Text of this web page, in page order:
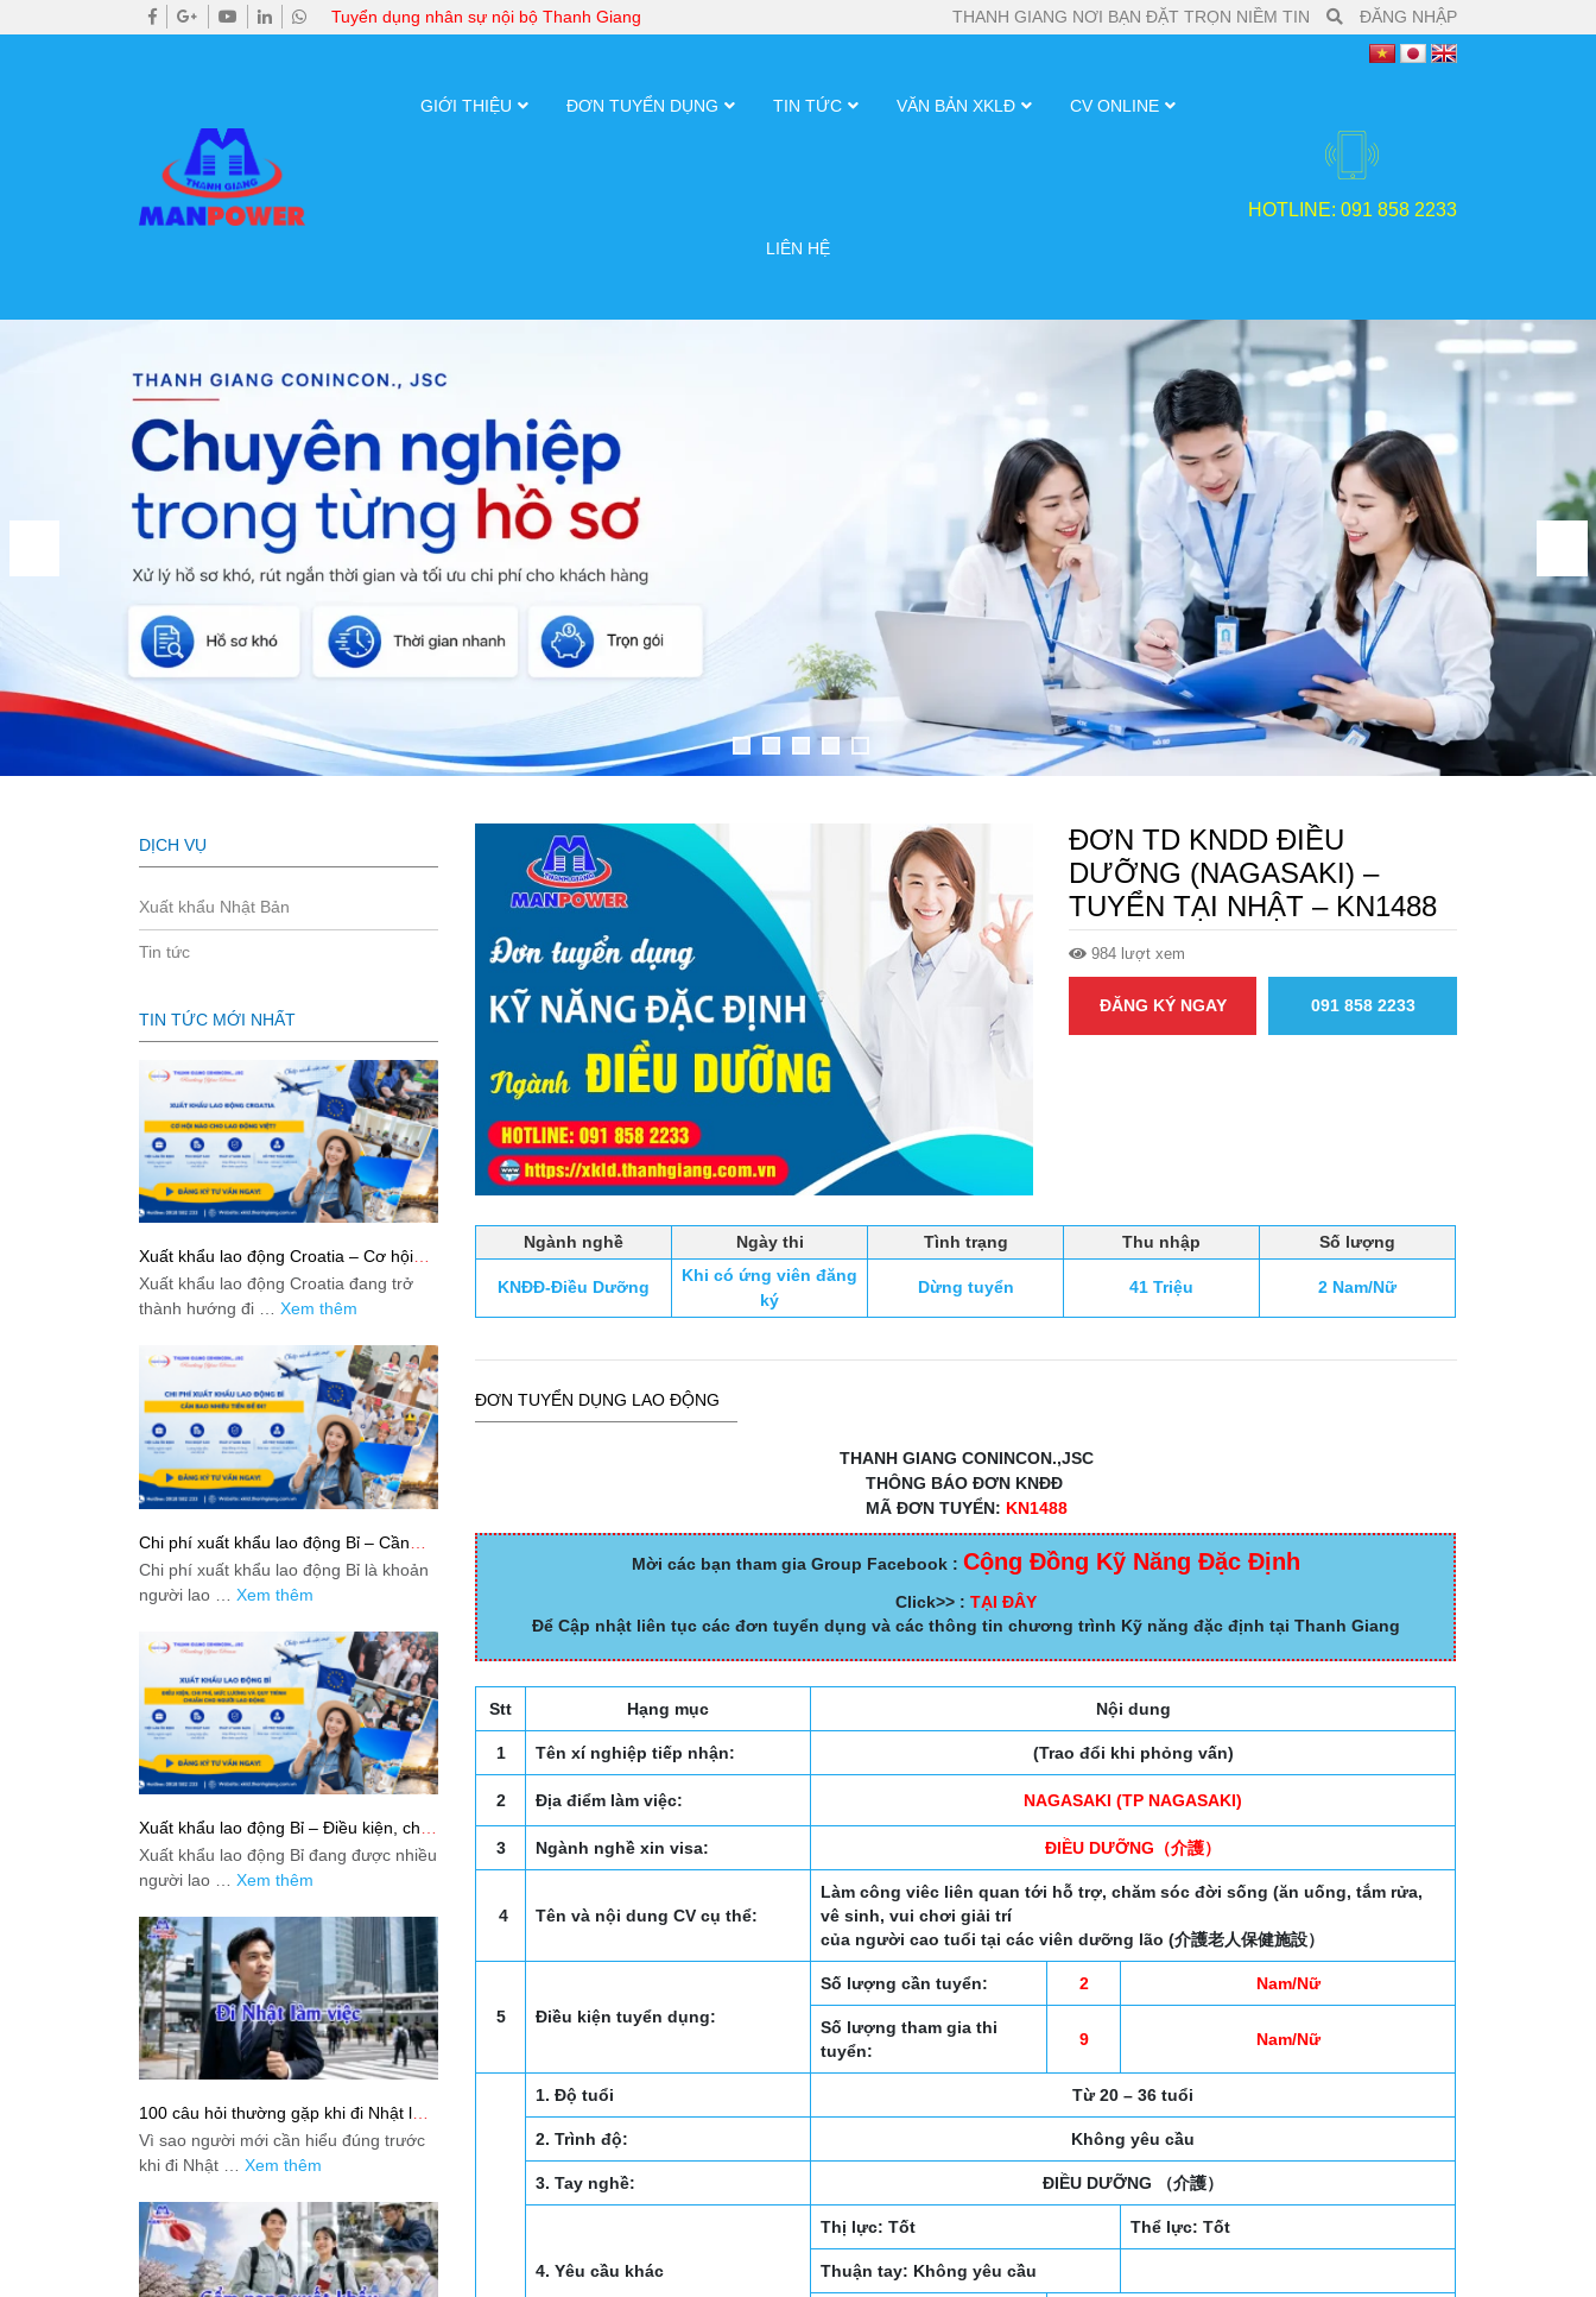
Tuyển dụng nhân sự nội bộ Thanh Giang THANH GIANG NƠI BẠN ĐẶT TRỌN NIỀM TIN ĐĂNG NHẬP
GIỚI THIỆU ĐƠN TUYỂN DỤNG TIN TỨC VĂN BẢN XKLĐ CV ONLINE
LIÊN HỆ
HOTLINE: 091 858 2233
ĐƠN TD KNDD ĐIỀU
DƯỠNG (NAGASAKI) –
TUYỂN TẠI NHẬT – KN1488
984 lượt xem
ĐĂNG KÝ NGAY 091 858 2233
Ngành nghề Ngày thi Tình trạng Thu nhập Số lượng
KNĐĐ-Điều Dưỡng
Khi có ứng viên đăng
ký
Dừng tuyển 41 Triệu 2 Nam/Nữ
ĐƠN TUYỂN DỤNG LAO ĐỘNG
THANH GIANG CONINCON.,JSC
THÔNG BÁO ĐƠN KNĐĐ
MÃ ĐƠN TUYỂN: KN1488
Mời các bạn tham gia Group Facebook : Cộng Đồng Kỹ Năng Đặc Định
Click>> : TẠI ĐÂY
Để Cập nhật liên tục các đơn tuyển dụng và các thông tin chương trình Kỹ năng đặc định tại Thanh Giang
Stt Hạng mục Nội dung
1 Tên xí nghiệp tiếp nhận: (Trao đổi khi phỏng vấn)
2 Địa điểm làm việc: NAGASAKI (TP NAGASAKI)
3 Ngành nghề xin visa: ĐIỀU DƯỠNG（介護）
4 Tên và nội dung CV cụ thể:
Làm công viêc liên quan tới hỗ trợ, chăm sóc đời sống (ăn uống, tắm rửa,
vê sinh, vui chơi giải trí
của người cao tuổi tại các viên dưỡng lão (介護老人保健施設）
5 Điều kiện tuyển dụng:
Số lượng cần tuyển: 2 Nam/Nữ
Số lượng tham gia thi
tuyển:
9 Nam/Nữ
1. Độ tuổi Từ 20 – 36 tuổi
2. Trình độ: Không yêu cầu
3. Tay nghề: ĐIỀU DƯỠNG （介護）
4. Yêu cầu khác
Thị lực: Tốt Thể lực: Tốt
Thuận tay: Không yêu cầu
DỊCH VỤ
Xuất khẩu Nhật Bản
Tin tức
TIN TỨC MỚI NHẤT
Xuất khẩu lao động Croatia – Cơ hội
nào cho lao động Việt?
Xuất khẩu lao động Croatia đang trở
thành hướng đi … Xem thêm
Chi phí xuất khẩu lao động Bỉ – Cần
bao nhiêu tiền để đi?
Chi phí xuất khẩu lao động Bỉ là khoản
người lao … Xem thêm
Xuất khẩu lao động Bỉ – Điều kiện, chi
phí, mức lương và quy trình chuẩn cho
người lao động
Xuất khẩu lao động Bỉ đang được nhiều
người lao … Xem thêm
100 câu hỏi thường gặp khi đi Nhật làm
việc: Giải đáp thật dễ hiểu cho người
mới bắt đầu
Vì sao người mới cần hiểu đúng trước
khi đi Nhật … Xem thêm